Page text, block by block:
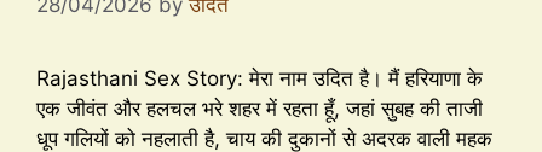
Rajasthani Sex Story: मेरा नाम उदित है। मैं हरियाणा के
एक जीवंत और हलचल भरे शहर में रहता हूँ, जहां सुबह की ताजी
धूप गलियों को नहलाती है, चाय की दुकानों से अदरक वाली महक